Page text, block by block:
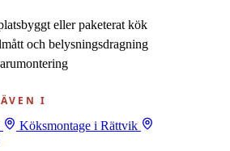
eller paketerat kök
och belysningsdragning
I
Köksmontage i Rättvik